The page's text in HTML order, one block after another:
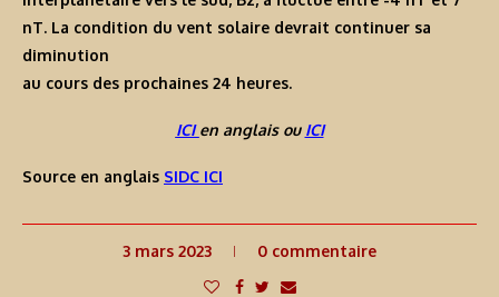
nT. La condition du vent solaire devrait continuer sa
diminution
au cours des prochaines 24 heures.
ICIen anglais ou ICI
Source en anglais SIDC ICI
3 mars 2023 0 commentaire